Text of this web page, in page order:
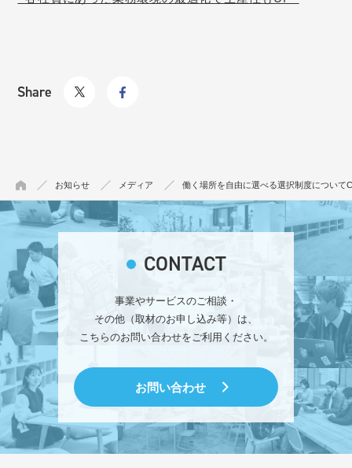
Share
お知らせ メディア 働く場所を自由に選べる選択制度について
CONTACT
事業やサービスのご相談・
その他（取材のお申し込み等）は、
こちらのお問い合わせをご利用ください。
お問い合わせ